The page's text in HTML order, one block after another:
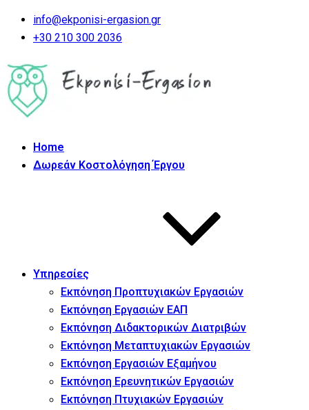
info@ekponisi-ergasion.gr
+30 210 300 2036
Home
Δωρεάν Κοστολόγηση Έργου
Υπηρεσίες
Εκπόνηση Προπτυχιακών Εργασιών
Εκπόνηση Εργασιών ΕΑΠ
Εκπόνηση Διδακτορικών Διατριβών
Εκπόνηση Μεταπτυχιακών Εργασιών
Εκπόνηση Εργασιών Εξαμήνου
Εκπόνηση Ερευνητικών Εργασιών
Εκπόνηση Πτυχιακών Εργασιών